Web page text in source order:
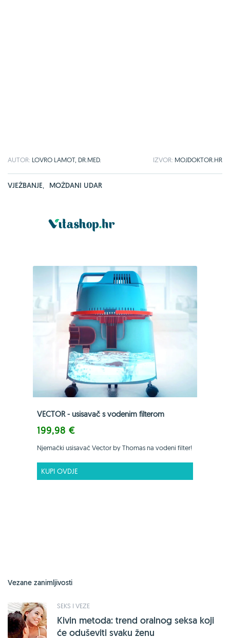
AUTOR: LOVRO LAMOT, DR.MED. IZVOR: MOJDOKTOR.HR
VJEŽBANJE, MOŽDANI UDAR
VECTOR - usisavač s vodenim filterom
199,98 €
Njemački usisavač Vector by Thomas na vodeni filter!
KUPI OVDJE
Vezane zanimljivosti
SEKS I VEZE
Kivin metoda: trend oralnog seksa koji
će oduševiti svaku ženu